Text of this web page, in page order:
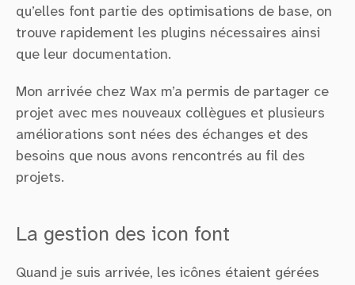
qu’elles font partie des optimisations de base, on
trouve rapidement les plugins nécessaires ainsi
que leur documentation.
Mon arrivée chez Wax m’a permis de partager ce
projet avec mes nouveaux collègues et plusieurs
améliorations sont nées des échanges et des
besoins que nous avons rencontrés au fil des
projets.
La gestion des icon font
Quand je suis arrivée, les icônes étaient gérées